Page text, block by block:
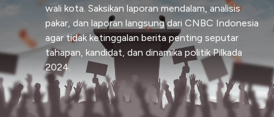
wali kota. Saksikan laporan mendalam, analisis
pakar, dan laporan langsung dari CNBC Indonesia
agar tidak ketinggalan berita penting seputar
tahapan, kandidat, dan dinamika politik Pilkada
2024.